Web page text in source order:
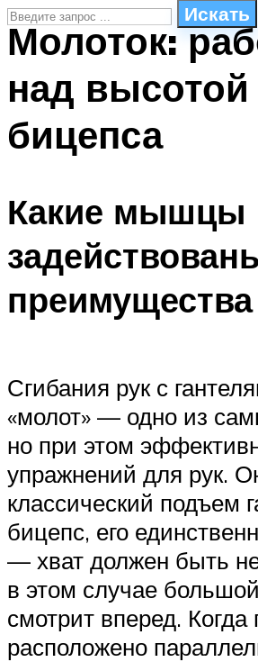
Искать
ПЛАВАНЬЕ ДЛЯ ДЕТЕЙ
БАССЕЙН ДЛЯ ДОМА
МЕНЮ
Молоток:
над высотой
бицепса
Какие мышцы
преимущества
Сгибания рук с
«молот» — одно из
но при этом
упражнений для рук.
классический подъем
бицепс, его
— хват должен быть
в этом случае
смотрит вперед. Когда
расположено